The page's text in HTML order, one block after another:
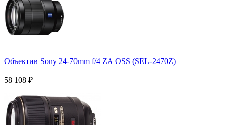
Объектив Sony 24-70mm f/4 ZA OSS (SEL-2470Z)
58 108 ₽